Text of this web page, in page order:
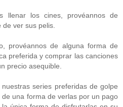
llenar los cines, provéannos de
ver sus pelis.
provéannos de alguna forma de
preferida y comprar las canciones
precio asequible.
series preferidas de golpe
una forma de verlas por un pago